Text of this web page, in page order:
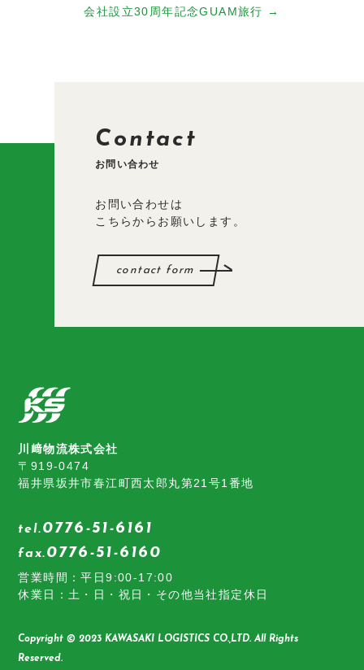
会社設立30周年記念GUAM旅行 →
Contact
お問い合わせ
お問い合わせは
こちらからお願いします。
contact form
川﨑物流株式会社
〒919-0474
福井県坂井市春江町西太郎丸第21号1番地
tel.0776-51-6161
fax.0776-51-6160
営業時間：平日9:00-17:00
休業日：土・日・祝日・その他当社指定休日
Copyright © 2023 KAWASAKI LOGISTICS CO.,LTD. All Rights
Reserved.